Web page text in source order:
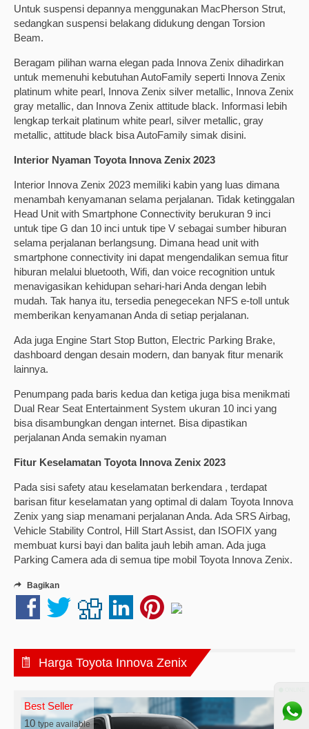
Untuk suspensi depannya menggunakan MacPherson Strut,
sedangkan suspensi belakang didukung dengan Torsion
Beam.
Beragam pilihan warna elegan pada Innova Zenix dihadirkan
untuk memenuhi kebutuhan AutoFamily seperti Innova Zenix
platinum white pearl, Innova Zenix silver metallic, Innova Zenix
gray metallic, dan Innova Zenix attitude black. Informasi lebih
lengkap terkait platinum white pearl, silver metallic, gray
metallic, attitude black bisa AutoFamily simak disini.
Interior Nyaman Toyota Innova Zenix 2023
Interior Innova Zenix 2023 memiliki kabin yang luas dimana
menambah kenyamanan selama perjalanan. Tidak ketinggalan
Head Unit with Smartphone Connectivity berukuran 9 inci
untuk tipe G dan 10 inci untuk tipe V sebagai sumber hiburan
selama perjalanan berlangsung. Dimana head unit with
smartphone connectivity ini dapat mengendalikan semua fitur
hiburan melalui bluetooth, Wifi, dan voice recognition untuk
menavigasikan kehidupan sehari-hari Anda dengan lebih
mudah. Tak hanya itu, tersedia penegecekan NFS e-toll untuk
memberikan kenyamanan Anda di setiap perjalanan.
Ada juga Engine Start Stop Button, Electric Parking Brake,
dashboard dengan desain modern, dan banyak fitur menarik
lainnya.
Penumpang pada baris kedua dan ketiga juga bisa menikmati
Dual Rear Seat Entertainment System ukuran 10 inci yang
bisa disambungkan dengan internet. Bisa dipastikan
perjalanan Anda semakin nyaman
Fitur Keselamatan Toyota Innova Zenix 2023
Pada sisi safety atau keselamatan berkendara , terdapat
barisan fitur keselamatan yang optimal di dalam Toyota Innova
Zenix yang siap menamani perjalanan Anda. Ada SRS Airbag,
Vehicle Stability Control, Hill Start Assist, dan ISOFIX yang
membuat kursi bayi dan balita jauh lebih aman. Ada juga
Parking Camera ada di semua tipe mobil Toyota Innova Zenix.
Bagikan
Harga Toyota Innova Zenix
Best Seller
10 type available